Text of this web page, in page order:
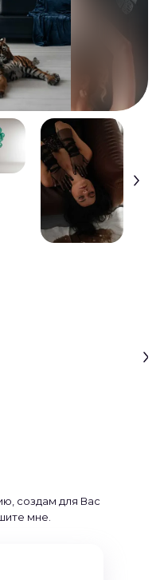
создам для Вас
мне.